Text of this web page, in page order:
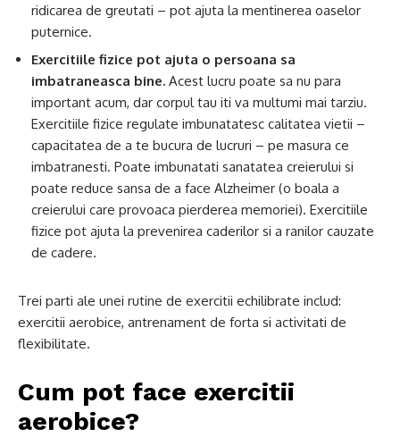
ridicarea de greutati – pot ajuta la mentinerea oaselor
puternice.
Exercitiile fizice pot ajuta o persoana sa
imbatraneasca bine. Acest lucru poate sa nu para
important acum, dar corpul tau iti va multumi mai tarziu.
Exercitiile fizice regulate imbunatatesc calitatea vietii –
capacitatea de a te bucura de lucruri – pe masura ce
imbatranesti. Poate imbunatati sanatatea creierului si
poate reduce sansa de a face Alzheimer (o boala a
creierului care provoaca pierderea memoriei). Exercitiile
fizice pot ajuta la prevenirea caderilor si a ranilor cauzate
de cadere.
Trei parti ale unei rutine de exercitii echilibrate includ:
exercitii aerobice, antrenament de forta si activitati de
flexibilitate.
Cum pot face exercitii
aerobice?